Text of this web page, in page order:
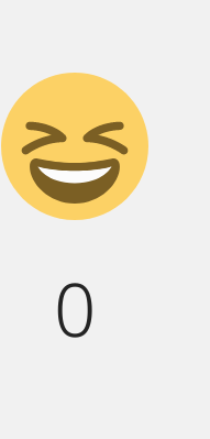
Дикий
смех!
0